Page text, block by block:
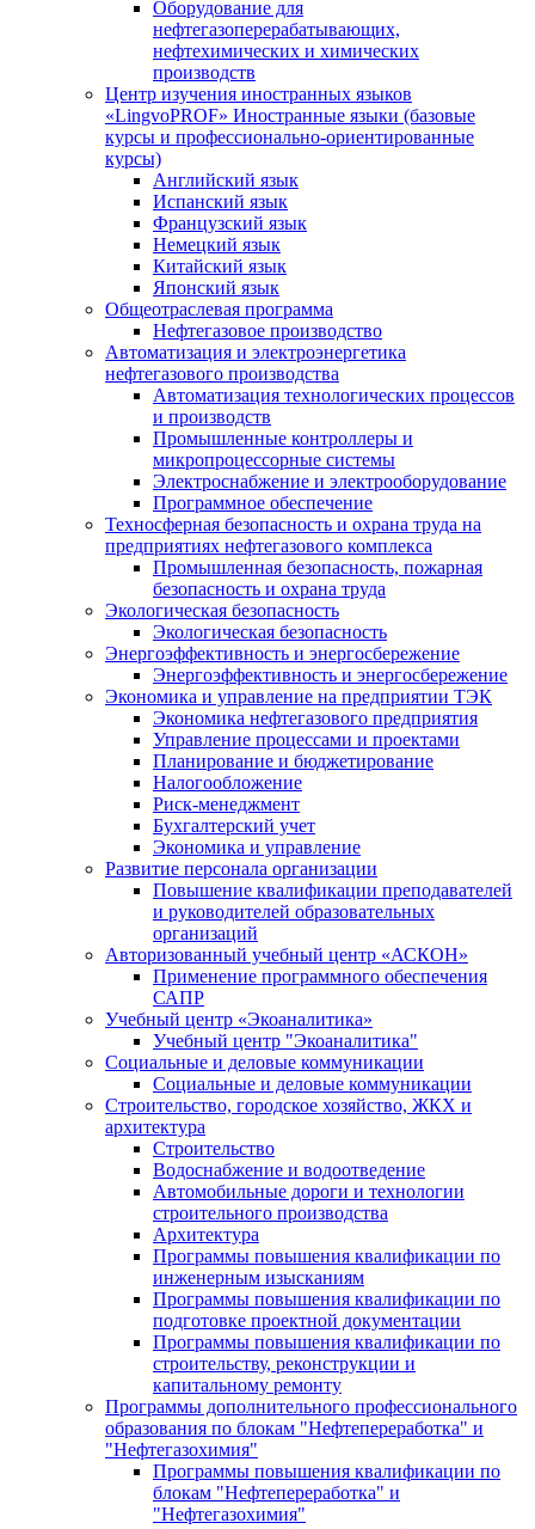
Оборудование для
нефтегазоперерабатывающих,
нефтехимических и химических
производств
Центр изучения иностранных языков
«LingvoPROF» Иностранные языки (базовые
курсы и профессионально-ориентированные
курсы)
Английский язык
Испанский язык
Французский язык
Немецкий язык
Китайский язык
Японский язык
Общеотраслевая программа
Нефтегазовое производство
Автоматизация и электроэнергетика
нефтегазового производства
Автоматизация технологических процессов
и производств
Промышленные контроллеры и
микропроцессорные системы
Электроснабжение и электрооборудование
Программное обеспечение
Техносферная безопасность и охрана труда на
предприятиях нефтегазового комплекса
Промышленная безопасность, пожарная
безопасность и охрана труда
Экологическая безопасность
Экологическая безопасность
Энергоэффективность и энергосбережение
Энергоэффективность и энергосбережение
Экономика и управление на предприятии ТЭК
Экономика нефтегазового предприятия
Управление процессами и проектами
Планирование и бюджетирование
Налогообложение
Риск-менеджмент
Бухгалтерский учет
Экономика и управление
Развитие персонала организации
Повышение квалификации преподавателей
и руководителей образовательных
организаций
Авторизованный учебный центр «АСКОН»
Применение программного обеспечения
САПР
Учебный центр «Экоаналитика»
Учебный центр "Экоаналитика"
Социальные и деловые коммуникации
Социальные и деловые коммуникации
Строительство, городское хозяйство, ЖКХ и
архитектура
Строительство
Водоснабжение и водоотведение
Автомобильные дороги и технологии
строительного производства
Архитектура
Программы повышения квалификации по
инженерным изысканиям
Программы повышения квалификации по
подготовке проектной документации
Программы повышения квалификации по
строительству, реконструкции и
капитальному ремонту
Программы дополнительного профессионального
образования по блокам "Нефтепереработка" и
"Нефтегазохимия"
Программы повышения квалификации по
блокам "Нефтепереработка" и
"Нефтегазохимия"